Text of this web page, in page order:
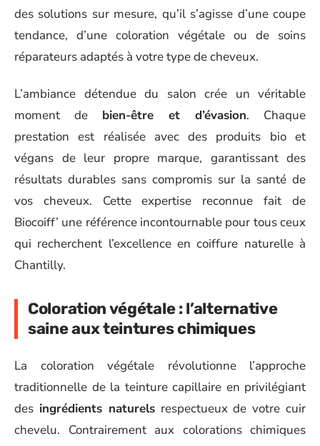
des solutions sur mesure, qu’il s’agisse d’une coupe
tendance, d’une coloration végétale ou de soins
réparateurs adaptés à votre type de cheveux.
L’ambiance détendue du salon crée un véritable
moment de bien-être et d’évasion. Chaque
prestation est réalisée avec des produits bio et
végans de leur propre marque, garantissant des
résultats durables sans compromis sur la santé de
vos cheveux. Cette expertise reconnue fait de
Biocoiff’ une référence incontournable pour tous ceux
qui recherchent l’excellence en coiffure naturelle à
Chantilly.
Coloration végétale : l’alternative
saine aux teintures chimiques
La coloration végétale révolutionne l’approche
traditionnelle de la teinture capillaire en privilégiant
des ingrédients naturelsrespectueux de votre cuir
chevelu. Contrairement aux colorations chimiques